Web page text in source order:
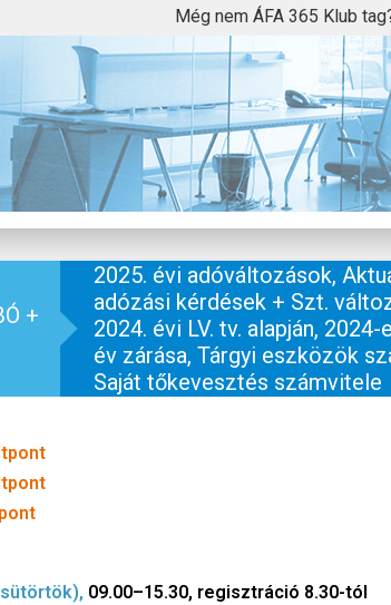
Még nem ÁFA 365 Klub
+
2025. évi adóváltozások,
adózási kérdések + Szt.
2024. évi LV. tv. alapján,
év zárása, Tárgyi eszközök
Saját tőkevesztés számvitele
09.00–15.30, regisztráció 8.30-tól